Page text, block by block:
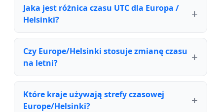
Jaka jest różnica czasu UTC dla Europa /
Helsinki?
Czy Europe/Helsinki stosuje zmianę czasu
na letni?
Które kraje używają strefy czasowej
Europe/Helsinki?